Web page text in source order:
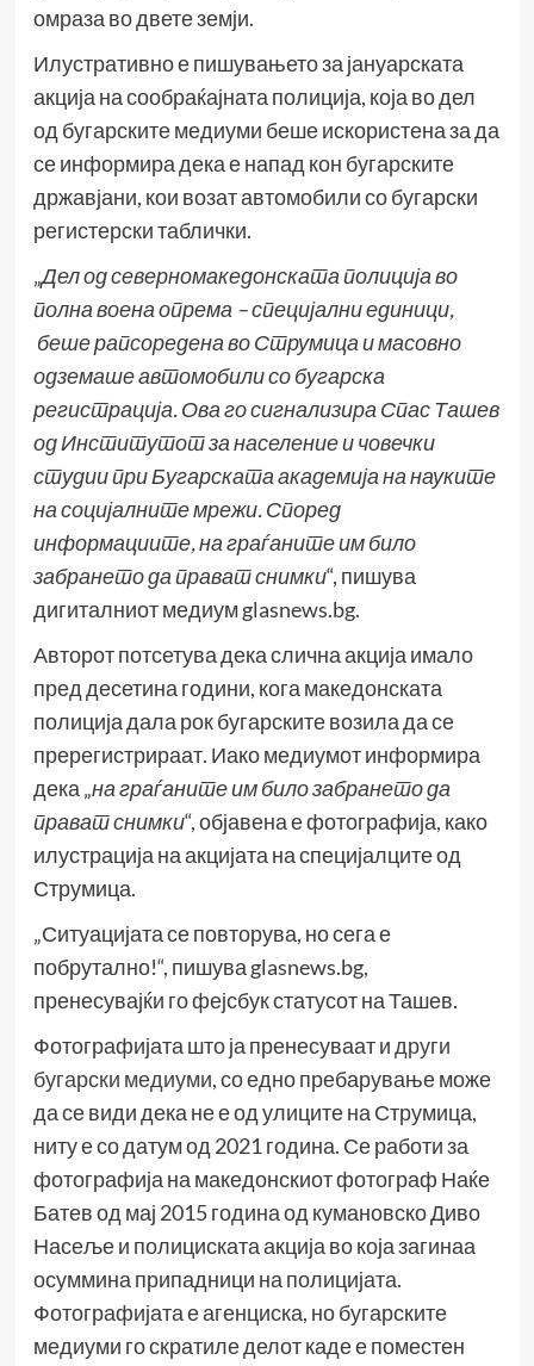
омраза во двете земји.
Илустративно е пишувањето за јануарската
акција на сообраќајната полиција, која во дел
од бугарските медиуми беше искористена за да
се информира дека е напад кон бугарските
државјани, кои возат автомобили со бугарски
регистерски таблички.
„Дел од северномакедонската полиција во
полнавоена опрема – специјални единици,
бешерапсоредена во Струмица и масовно
одземаше автомобили со бугарска
регистрација. Ова го сигнализира Спас Ташев
од Институтот за население и човечки
студии при Бугарската академија на науките
на социјалните мрежи. Според
информациите, на граѓаните им било
забрането да прават снимки“, пишува
дигиталниот медиум glasnews.bg.
Авторот потсетува дека слична акција имало
пред десетина години, кога македонската
полиција дала рок бугарските возила да се
пререгистрираат. Иако медиумот информира
дека „на граѓаните им било забрането да
прават снимки“, објавена е фотографија, како
илустрација на акцијата на специјалците од
Струмица.
„Ситуацијата се повторува, но сега е
побрутално!“, пишува glasnews.bg,
пренесувајќи го фејсбук статусот на Ташев.
Фотографијата што ја пренесуваат идруги
бугарски медиуми, со едно пребарување може
да се види дека не е од улиците на Струмица,
ниту е со датум од 2021 година. Се работи за
фотографија на македонскиот фотограф Наќе
Батев од мај 2015 година од кумановско Диво
Насеље и полициската акција во која загинаа
осуммина припадници на полицијата.
Фотографијата е агенциска, но бугарските
медиуми го скратиле делот каде е поместен